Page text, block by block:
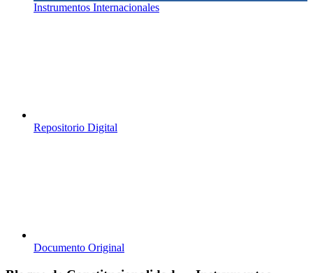
Instrumentos Internacionales
Repositorio Digital
Documento Original